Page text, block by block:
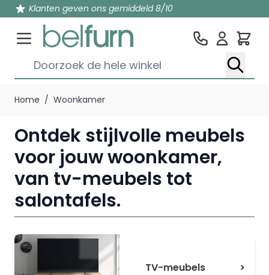
Klanten geven ons gemiddeld 8/10
Doorzoek de hele winkel
Home / Woonkamer
Ontdek stijlvolle meubels
voor jouw woonkamer,
van tv-meubels tot
salontafels.
TV-meubels >